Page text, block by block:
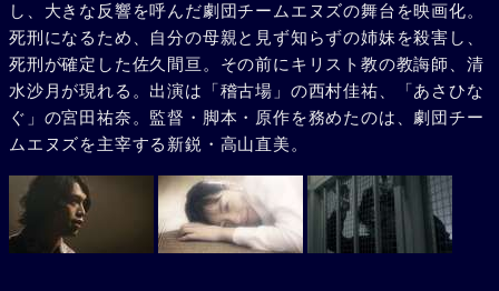
し、大きな反響を呼んだ劇団チームエヌズの舞台を映画化。
死刑になるため、自分の母親と見ず知らずの姉妹を殺害し、
死刑が確定した佐久間亘。その前にキリスト教の教誨師、清
水沙月が現れる。出演は「稽古場」の西村佳祐、「あさひな
ぐ」の宮田祐奈。監督・脚本・原作を務めたのは、劇団チー
ムエヌズを主宰する新鋭・高山直美。